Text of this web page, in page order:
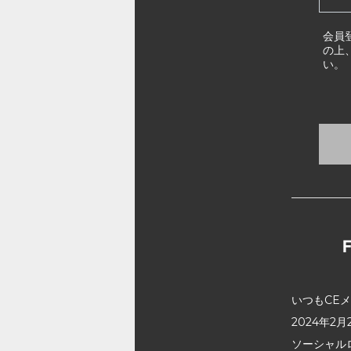
会員
の上
い。
いつもCE
2024年2月
ソーシャ